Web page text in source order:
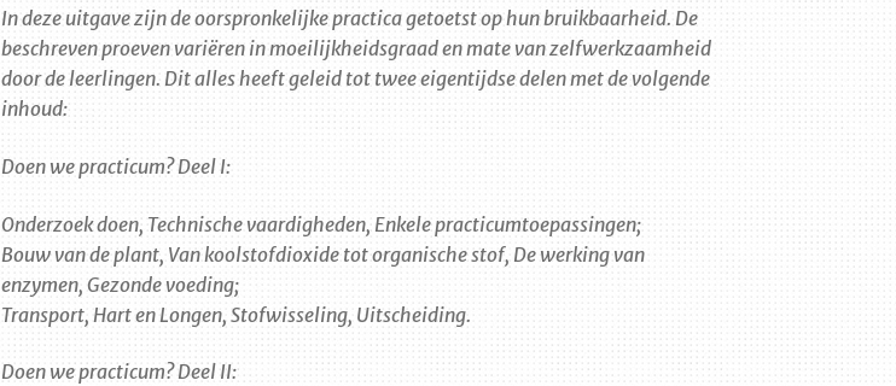
In deze uitgave zijn de oorspronkelijke practica getoetst op hun bruikbaarheid. De
beschreven proeven variëren in moeilijkheidsgraad en mate van zelfwerkzaamheid
door de leerlingen. Dit alles heeft geleid tot twee eigentijdse delen met de volgende
inhoud:
Doen we practicum? Deel I:
Onderzoek doen, Technische vaardigheden, Enkele practicumtoepassingen;
Bouw van de plant, Van koolstofdioxide tot organische stof, De werking van
enzymen, Gezonde voeding;
Transport, Hart en Longen, Stofwisseling, Uitscheiding.
Doen we practicum? Deel II: